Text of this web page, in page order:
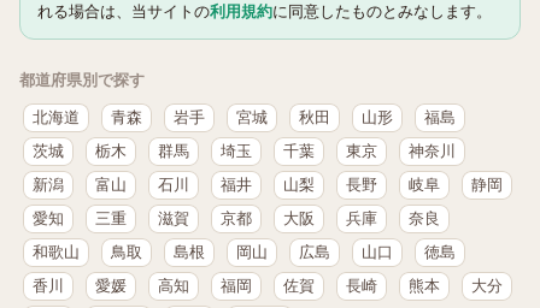
れる場合は、当サイトの利用規約に同意したものとみなします。
都道府県別で探す
北海道 青森 岩手 宮城 秋田 山形
福島
茨城
栃木 群馬 埼玉 千葉 東京
神奈川
新潟
富山 石川 福井 山梨 長野 岐阜
静岡
愛知
三重 滋賀 京都 大阪 兵庫
奈良
和歌山
鳥取 島根 岡山 広島 山口
徳島
香川
愛媛 高知 福岡 佐賀 長崎 熊本
大分